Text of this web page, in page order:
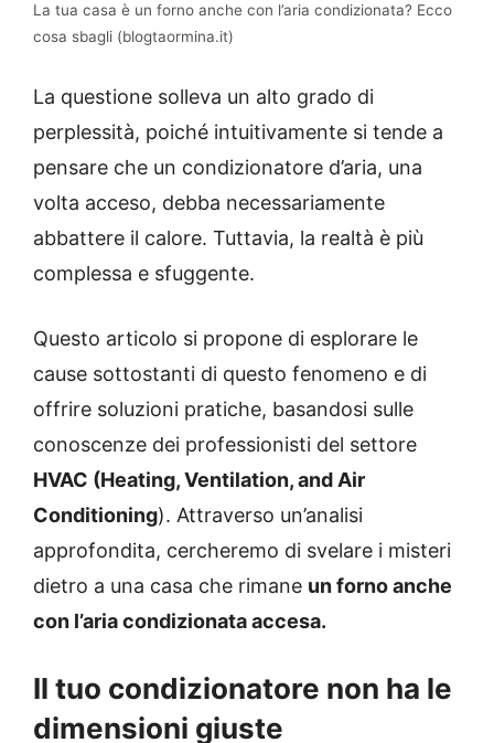
La tua casa è un forno anche con l’aria condizionata? Ecco
cosa sbagli (blogtaormina.it)
La questione solleva un alto grado di
perplessità, poiché intuitivamente si tende a
pensare che un condizionatore d’aria, una
volta acceso, debba necessariamente
abbattere il calore. Tuttavia, la realtà è più
complessa e sfuggente.
Questo articolo si propone di esplorare le
cause sottostanti di questo fenomeno e di
offrire soluzioni pratiche, basandosi sulle
conoscenze dei professionisti del settore
HVAC (Heating, Ventilation, and Air
Conditioning). Attraverso un’analisi
approfondita, cercheremo di svelare i misteri
dietro a una casa che rimane un forno anche
con l’aria condizionata accesa.
Il tuo condizionatore non ha le
dimensioni giuste